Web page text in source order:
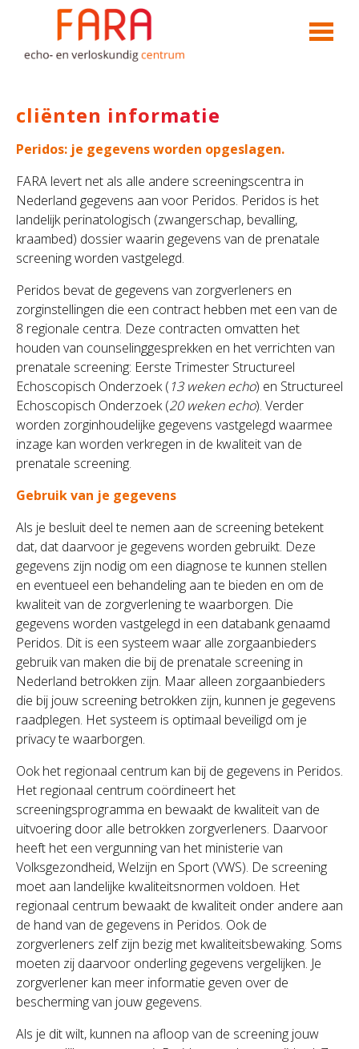
cliënten informatie
Peridos: je gegevens worden opgeslagen.
FARA levert net als alle andere screeningscentra in
Nederland gegevens aan voor Peridos. Peridos is het
landelijk perinatologisch (zwangerschap, bevalling,
kraambed) dossier waarin gegevens van de prenatale
screening worden vastgelegd.
Peridos bevat de gegevens van zorgverleners en
zorginstellingen die een contract hebben met een van de
8 regionale centra. Deze contracten omvatten het
houden van counselinggesprekken en het verrichten van
prenatale screening: Eerste Trimester Structureel
Echoscopisch Onderzoek ( 13 weken echo) en Structureel
Echoscopisch Onderzoek (20 weken echo). Verder
worden zorginhoudelijke gegevens vastgelegd waarmee
inzage kan worden verkregen in de kwaliteit van de
prenatale screening.
Gebruik van je gegevens
Als je besluit deel te nemen aan de screening betekent
dat, dat daarvoor je gegevens worden gebruikt. Deze
gegevens zijn nodig om een diagnose te kunnen stellen
en eventueel een behandeling aan te bieden en om de
kwaliteit van de zorgverlening te waarborgen. Die
gegevens worden vastgelegd in een databank genaamd
Peridos. Dit is een systeem waar alle zorgaanbieders
gebruik van maken die bij de prenatale screening in
Nederland betrokken zijn. Maar alleen zorgaanbieders
die bij jouw screening betrokken zijn, kunnen je gegevens
raadplegen. Het systeem is optimaal beveiligd om je
privacy te waarborgen.
Ook het regionaal centrum kan bij de gegevens in Peridos.
Het regionaal centrum coördineert het
screeningsprogramma en bewaakt de kwaliteit van de
uitvoering door alle betrokken zorgverleners. Daarvoor
heeft het een vergunning van het ministerie van
Volksgezondheid, Welzijn en Sport (VWS). De screening
moet aan landelijke kwaliteitsnormen voldoen. Het
regionaal centrum bewaakt de kwaliteit onder andere aan
de hand van de gegevens in Peridos. Ook de
zorgverleners zelf zijn bezig met kwaliteitsbewaking. Soms
moeten zij daarvoor onderling gegevens vergelijken. Je
zorgverlener kan meer informatie geven over de
bescherming van jouw gegevens.
Als je dit wilt, kunnen na afloop van de screening jouw